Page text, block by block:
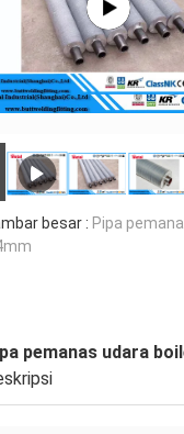
besar : Pipa
pemanas udara